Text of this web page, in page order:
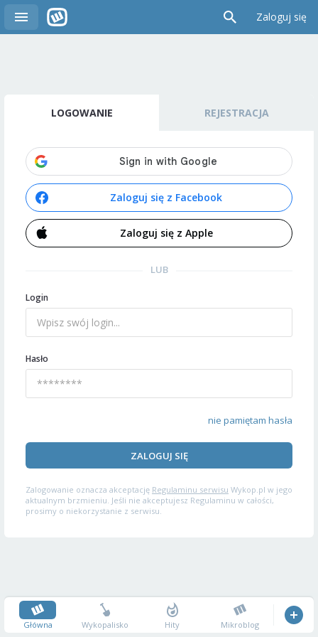
Zaloguj się
LOGOWANIE REJESTRACJA
Zaloguj się z Facebook
Zaloguj się z Apple
LUB
Login
Hasło
nie pamiętam hasła
ZALOGUJ SIĘ
Zalogowanie oznacza akceptację Regulaminu serwisu Wykop.pl w jego
aktualnym brzmieniu. Jeśli nie akceptujesz Regulaminu w całości,
prosimy o niekorzystanie z serwisu.
Główna Wykopalisko Hity Mikroblog